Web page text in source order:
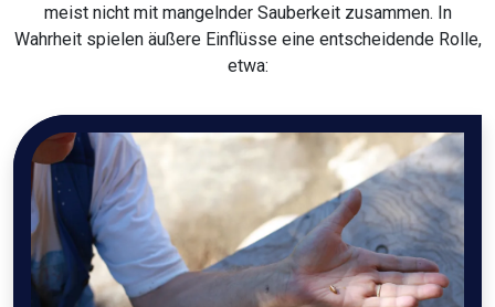
meist nicht mit mangelnder Sauberkeit zusammen. In
Wahrheit spielen äußere Einflüsse eine entscheidende Rolle,
etwa: